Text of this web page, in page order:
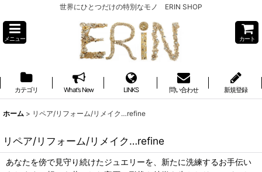
世界にひとつだけの特別なモノ ERIN SHOP
メニュー カート
カテゴリ What's New LINKS 問い合わせ 新規登録
ホーム > リペア/リフォーム/リメイク…refine
リペア/リフォーム/リメイク…refine
あなたを傍で見守り続けたジュエリーを、新たに洗練するお手伝い